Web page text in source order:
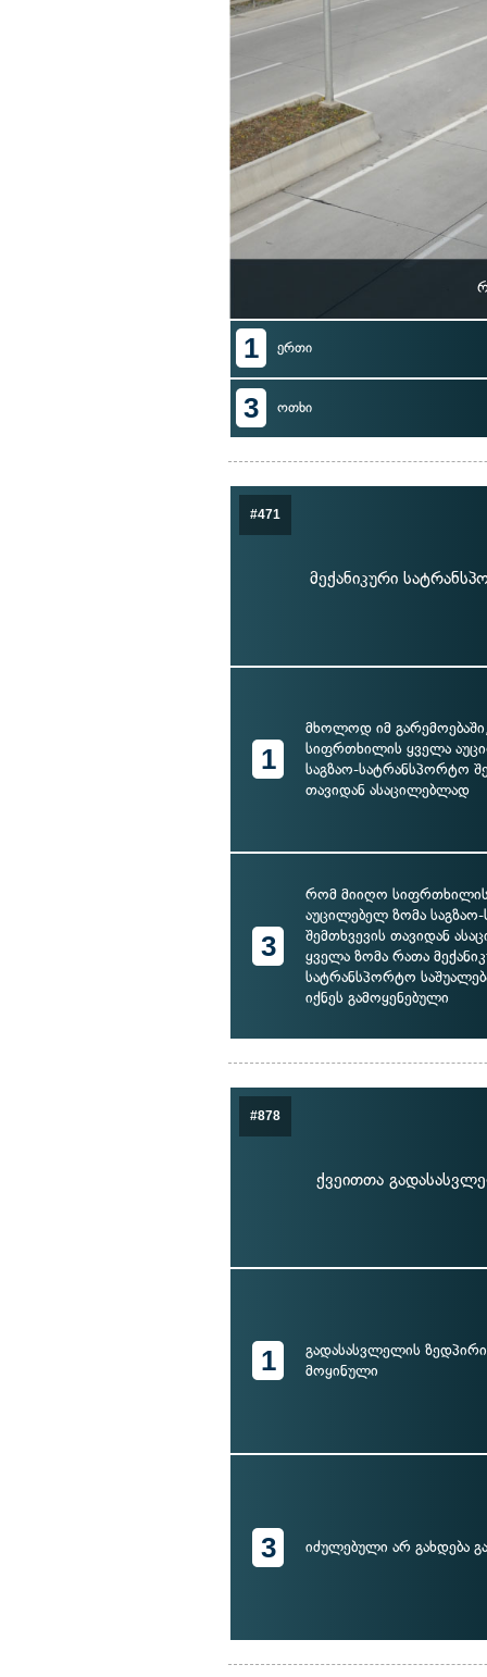
1 ერთი
3 ოთხი
#471
მექანიკური
1
მხოლოდ იმ
სიფრთხილის ყველა
საგზაო-სატრანსპორტო
თავიდან ასაცილებლად
3
რომ მიიღო
აუცილებელ ზომა
შემთხვევის თავიდან
ყველა ზომა რათა
სატრანსპორტო
იქნეს გამოყენებული
#878
ქვეითთა
1
გადასასვლელის
მოყინული
3 იძულებული არ გახდება